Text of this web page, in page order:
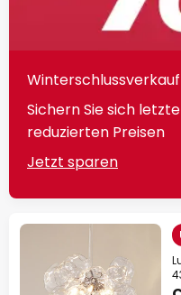
Winterschlussverkauf
Sichern Sie sich
reduzierten Preisen
Jetzt sparen